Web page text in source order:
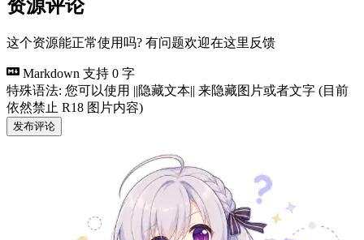
资源评论
这个资源能正常使用吗? 有问题欢迎在这里反馈
Markdown 支持 0 字
特殊语法: 您可以使用 ||隐藏文本|| 来隐藏图片或者文字 (目前
依然禁止 R18 图片内容)
发布评论